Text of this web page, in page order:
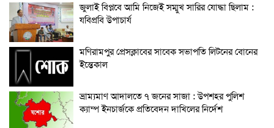
জুলাই বিপ্লবে আমি নিজেই সম্মুখ সারির যোদ্ধা ছিলাম :
যবিপ্রবি উপাচার্য
মণিরামপুর প্রেসক্লাবের সাবেক সভাপতি লিটনের বোনের
ইন্তেকাল
ভ্রাম্যমাণ আদালতে ৭ জনের সাজা : উপশহর পুলিশ
ক্যাম্প ইনচার্জকে প্রতিবেদন দাখিলের নির্দেশ